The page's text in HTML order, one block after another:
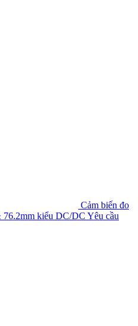
Cảm biến đo
76.2mm kiểu DC/DC Yêu cầu